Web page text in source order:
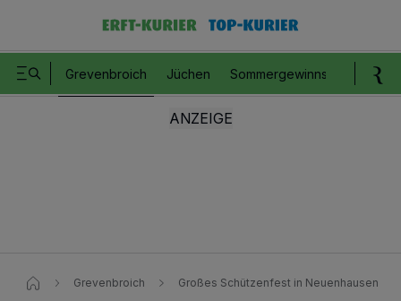
Grevenbroich Jüchen Sommergewinnspiel
Grevenbroich Großes Schützenfest in Neuenhausen